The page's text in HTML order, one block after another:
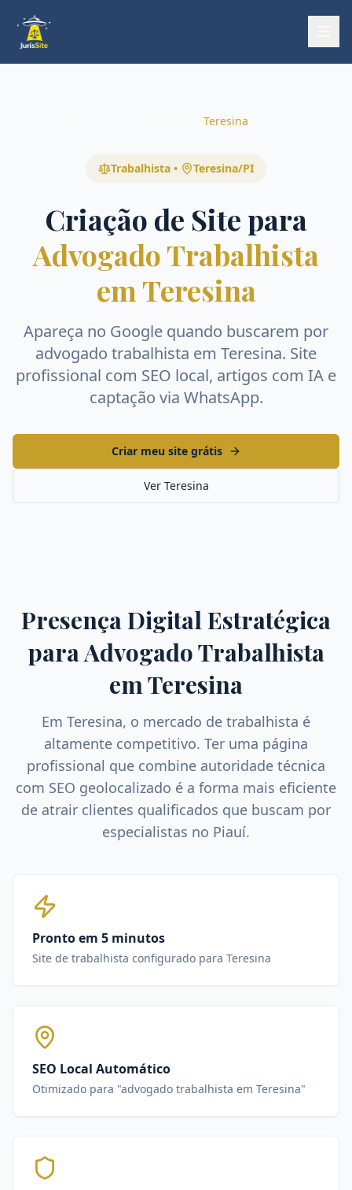
Teresina
Trabalhista • Teresina/PI
Criação de Site para
Advogado Trabalhista
em Teresina
Apareça no Google quando buscarem por
advogado trabalhista em Teresina. Site
profissional com SEO local, artigos com IA e
captação via WhatsApp.
Criar meu site grátis
Ver Teresina
Presença Digital Estratégica
paraAdvogado Trabalhista
emTeresina
Em Teresina, o mercado de trabalhista é
altamente competitivo. Ter uma página
profissional que combine autoridade técnica
com SEO geolocalizado é a forma mais eficiente
de atrair clientes qualificados que buscam por
especialistas no Piauí.
Pronto em 5 minutos
Site de trabalhista configurado para Teresina
SEO Local Automático
Otimizado para "advogado trabalhista em Teresina"